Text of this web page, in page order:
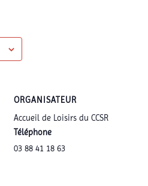
ORGANISATEUR
Accueil de Loisirs du CCSR
Téléphone
03 88 41 18 63